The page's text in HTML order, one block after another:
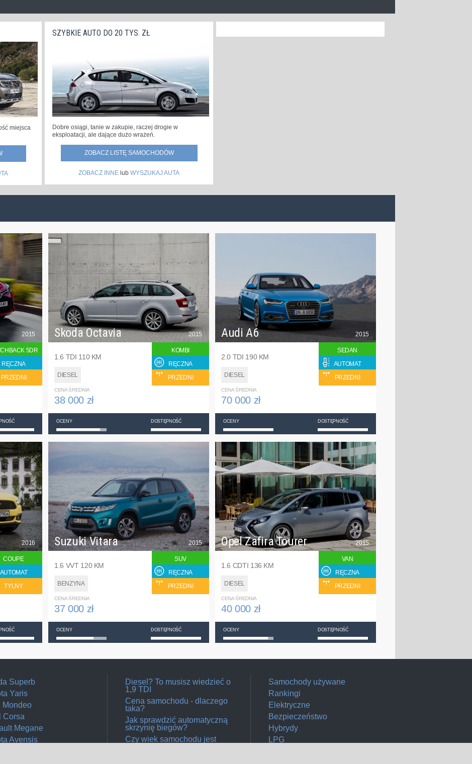
miejsca
SZYBKIE AUTO DO 20 TYS. ZŁ
Dobre osiągi, tanie w zakupie, raczej drogie w
eksploatacji, ale dające dużo wrażeń.
ZOBACZ LISTĘ SAMOCHODÓW
ZOBACZ INNE lub WYSZUKAJ AUTA
2015
5DR
RĘCZNA
PRZEDNI
Skoda Octavia
1.6 TDI 110 KM
DIESEL
2015
KOMBI
RĘCZNA
PRZEDNI
CENA ŚREDNIA
38 000 zł
OCENY DOSTĘPNOŚĆ
Audi A6
2.0 TDI 190 KM
DIESEL
2015
SEDAN
AUTOMAT
PRZEDNI
CENA ŚREDNIA
70 000 zł
OCENY DOSTĘPNOŚĆ
2016
COUPE
AUTOMAT
TYLNY
Suzuki Vitara
1.6 VVT 120 KM
BENZYNA
2015
SUV
RĘCZNA
PRZEDNI
CENA ŚREDNIA
37 000 zł
OCENY DOSTĘPNOŚĆ
Opel Zafira Tourer
1.6 CDTI 136 KM
DIESEL
2015
VAN
RĘCZNA
PRZEDNI
CENA ŚREDNIA
40 000 zł
OCENY DOSTĘPNOŚĆ
Superb
Yaris
Mondeo
Corsa
Megane
Avensis
Diesel? To musisz wiedzieć o
1,9 TDI
Cena samochodu - dlaczego
taka?
Jak sprawdzić automatyczną
skrzynię biegów?
Czy wiek samochodu jest
Samochody używane
Rankingi
Elektryczne
Bezpieczeństwo
Hybrydy
LPG